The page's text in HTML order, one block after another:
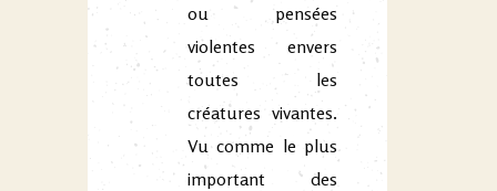
ou pensées
violentes envers
toutes les
créatures vivantes.
Vu comme le plus
important des